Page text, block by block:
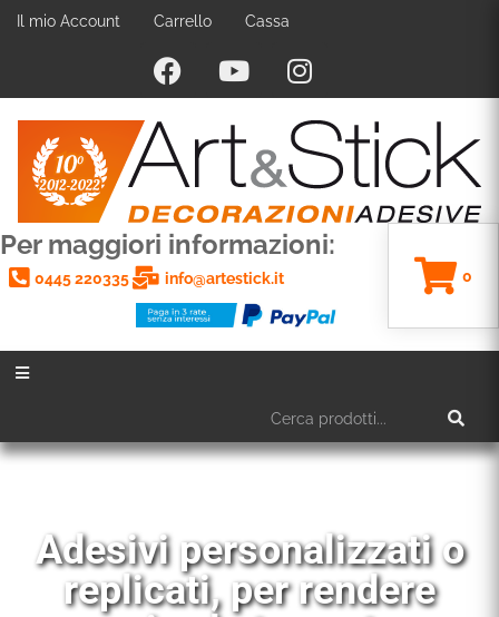
Il mio Account Carrello Cassa
Per maggiori informazioni:
0445 220335 info@artestick.it 0
Vendita ed
installazione livree